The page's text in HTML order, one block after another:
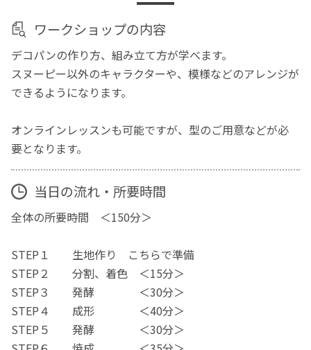
ワークショップの内容
デコパンの作り方、組み立て方が学べます。
スヌーピー以外のキャラクターや、模様などのアレンジが
できるようになります。
オンラインレッスンも可能ですが、型のご用意などが必
要となります。
当日の流れ・所要時間
全体の所要時間 ＜150分＞
STEP１ 生地作り こちらで準備
STEP２ 分割、着色 ＜15分＞
STEP３ 発酵 ＜30分＞
STEP４ 成形 ＜40分＞
STEP５ 発酵 ＜30分＞